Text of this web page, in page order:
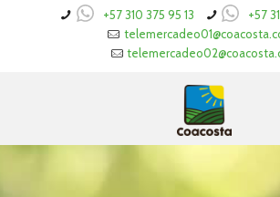
+57 310 375 95 13
+57